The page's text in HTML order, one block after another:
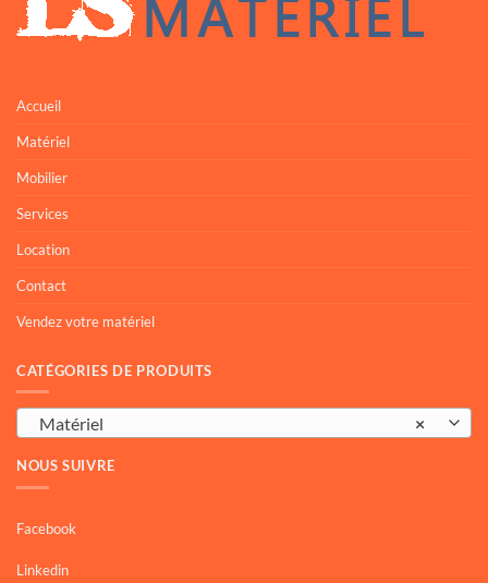
Accueil
Matériel
Mobilier
Services
Location
Contact
Vendez votre matériel
CATÉGORIES DE PRODUITS
×
Matériel
NOUS SUIVRE
Facebook
Linkedin